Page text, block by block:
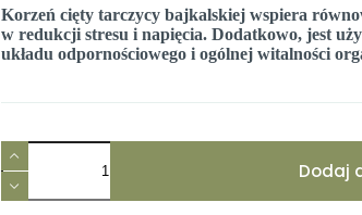
Korzeń cięty tarczycy bajkalskiej wspiera
w redukcji stresu i napięcia. Dodatkowo, jest
układu odpornościowego i ogólnej witalności
ilość
Tarczyca
Bajkalska
korzeń
Dodaj